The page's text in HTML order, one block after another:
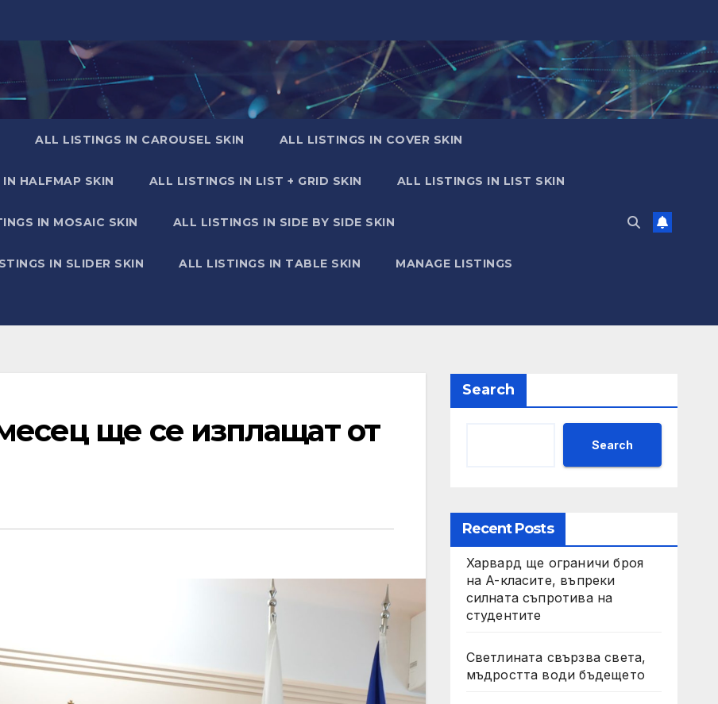
ALL LISTINGS IN CAROUSEL SKIN ALL LISTINGS IN COVER SKIN
HALFMAP SKIN ALL LISTINGS IN LIST + GRID SKIN ALL LISTINGS IN LIST SKIN
IN MOSAIC SKIN ALL LISTINGS IN SIDE BY SIDE SKIN
IN SLIDER SKIN ALL LISTINGS IN TABLE SKIN MANAGE LISTINGS
ще се изплащат от
Search
Search
Recent Posts
Харвард ще ограничи броя
на A-класите, въпреки
силната съпротива на
студентите
Светлината свързва света,
мъдростта води бъдещето